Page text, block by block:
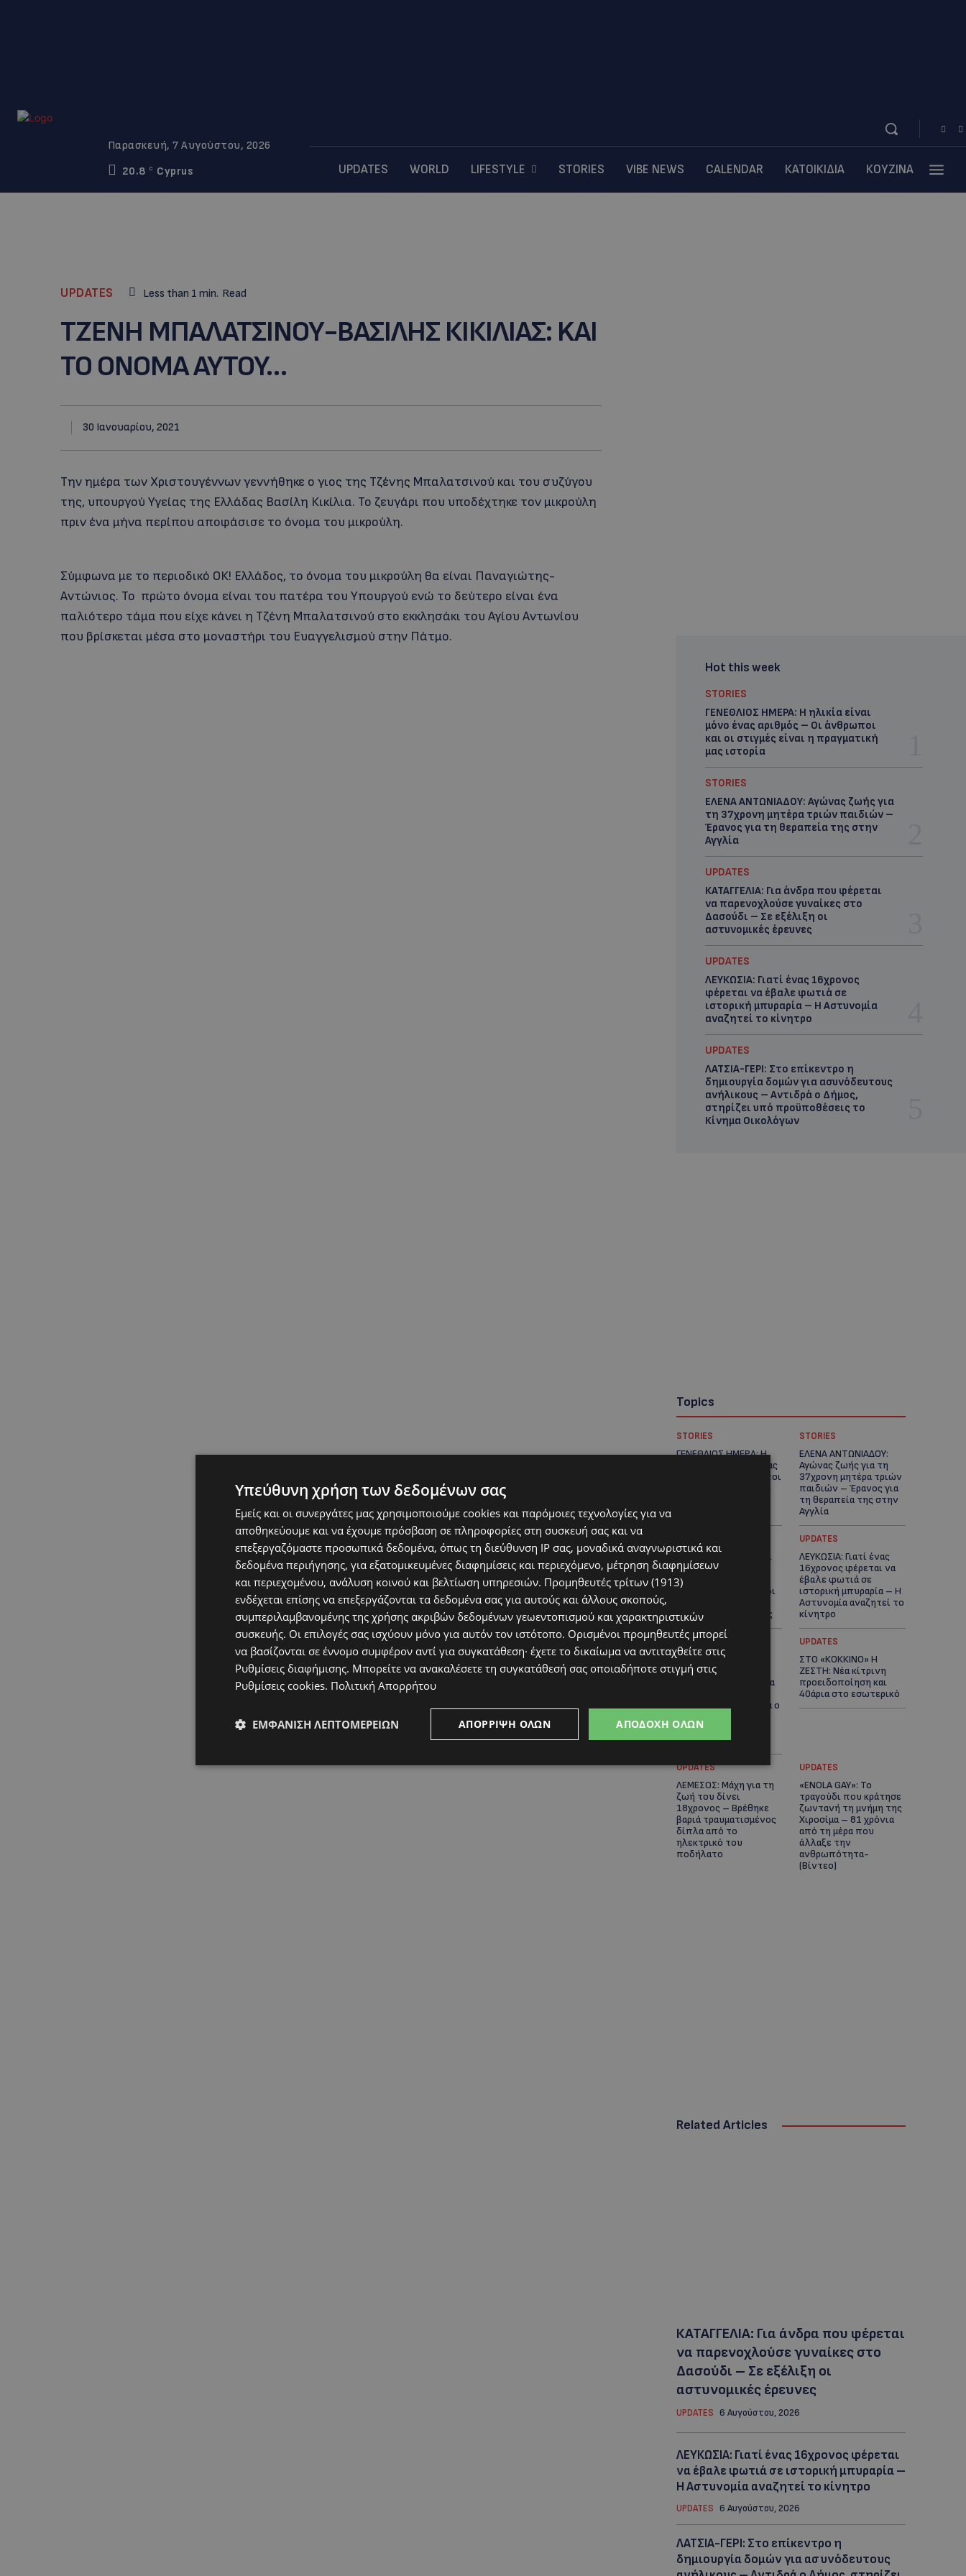
Παρασκευή, 7 Αυγούστου, 2026
20.8
C Cyprus UPDATES WORLD LIFESTYLE STORIES VIBE NEWS CALENDAR ΚΑΤΟΙΚΙΔΙΑ ΚΟΥΖΙΝΑ
UPDATES Less than 1 min. Read
ΤΖΕΝΗ ΜΠΑΛΑΤΣΙΝΟΥ-ΒΑΣΙΛΗΣ ΚΙΚΙΛΙΑΣ: KAI
TO ONOMA AYTOY…
30 Ιανουαρίου, 2021
Την ημέρα των Χριστουγέννων γεννήθηκε ο γιος της Τζένης Μπαλατσινού και του συζύγου
της, υπουργού Υγείας της Ελλάδας Βασίλη Κικίλια. Το ζευγάρι που υποδέχτηκε τον μικρούλη
πριν ένα μήνα περίπου αποφάσισε το όνομα του μικρούλη.
Σύμφωνα με το περιοδικό ΟΚ! Eλλάδος, το όνομα του μικρούλη θα είναι Παναγιώτης-
Αντώνιος. Το πρώτο όνομα είναι του πατέρα του Υπουργού ενώ το δεύτερο είναι ένα
παλιότερο τάμα που είχε κάνει η Τζένη Μπαλατσινού στο εκκλησάκι του Αγίου Αντωνίου
που βρίσκεται μέσα στο μοναστήρι του Ευαγγελισμού στην Πάτμο.
Hot this week
STORIES
ΓΕΝΕΘΛΙΟΣ ΗΜΕΡΑ: Η ηλικία είναι
μόνο ένας αριθμός – Οι άνθρωποι
και οι στιγμές είναι η πραγματική
μας ιστορία
STORIES
ΕΛΕΝΑ ΑΝΤΩΝΙΑΔΟΥ: Αγώνας ζωής για
τη 37χρονη μητέρα τριών παιδιών –
Έρανος για τη θεραπεία της στην
Αγγλία
UPDATES
ΚΑΤΑΓΓΕΛΙΑ: Για άνδρα που φέρεται
να παρενοχλούσε γυναίκες στο
Δασούδι – Σε εξέλιξη οι
αστυνομικές έρευνες
UPDATES
ΛΕΥΚΩΣΙΑ: Γιατί ένας 16χρονος
φέρεται να έβαλε φωτιά σε
ιστορική μπυραρία – Η Αστυνομία
αναζητεί το κίνητρο
UPDATES
ΛΑΤΣΙΑ-ΓΕΡΙ: Στο επίκεντρο η
δημιουργία δομών για ασυνόδευτους
ανήλικους – Αντιδρά ο Δήμος,
στηρίζει υπό προϋποθέσεις το
Κίνημα Οικολόγων
Topics
STORIES
ΓΕΝΕΘΛΙΟΣ ΗΜΕΡΑ: Η
ηλικία είναι μόνο ένας
αριθμός – Οι άνθρωποι
STORIES
ΕΛΕΝΑ ΑΝΤΩΝΙΑΔΟΥ:
Αγώνας ζωής για τη
37χρονη μητέρα τριών
παιδιών – Έρανος για
τη θεραπεία της στην
Αγγλία
ΚΑΤΑΓΓΕΛΙΑ: Για άνδρα
που φέρεται να
παρενοχλούσε
γυναίκες στο Δασούδι
αστυνομικές έρευνες
UPDATES
ΛΕΥΚΩΣΙΑ: Γιατί ένας
16χρονος φέρεται να
έβαλε φωτιά σε
ιστορική μπυραρία – Η
Αστυνομία αναζητεί το
κίνητρο
UPDATES
ΛΑΤΣΙΑ-ΓΕΡΙ: Στο
επίκεντρο η
δημιουργία δομών για
ανήλικους – Αντιδρά ο
προϋποθέσεις το
Κίνημα Οικολόγων
UPDATES
ΣΤΟ «ΚΟΚΚΙΝΟ» Η
ΖΕΣΤΗ: Νέα κίτρινη
προειδοποίηση και
40άρια στο εσωτερικό
UPDATES
ΛΕΜΕΣΟΣ: Μάχη για τη
ζωή του δίνει
18χρονος – Βρέθηκε
βαριά τραυματισμένος
δίπλα από το
ηλεκτρικό του
ποδήλατο
UPDATES
«ENOLA GAY»: Το
τραγούδι που κράτησε
ζωντανή τη μνήμη της
Χιροσίμα – 81 χρόνια
από τη μέρα που
άλλαξε την
ανθρωπότητα-
(Bίντεο)
Related Articles
ΚΑΤΑΓΓΕΛΙΑ: Για άνδρα που φέρεται
να παρενοχλούσε γυναίκες στο
Δασούδι – Σε εξέλιξη οι
αστυνομικές έρευνες
UPDATES 6 Αυγούστου, 2026
ΛΕΥΚΩΣΙΑ: Γιατί ένας 16χρονος φέρεται
να έβαλε φωτιά σε ιστορική μπυραρία –
Η Αστυνομία αναζητεί το κίνητρο
UPDATES 6 Αυγούστου, 2026
ΛΑΤΣΙΑ-ΓΕΡΙ: Στο επίκεντρο η
δημιουργία δομών για ασυνόδευτους
Υπεύθυνη χρήση των δεδομένων σας
Εμείς και οι συνεργάτες μας χρησιμοποιούμε cookies και παρόμοιες τεχνολογίες για να
αποθηκεύουμε και να έχουμε πρόσβαση σε πληροφορίες στη συσκευή σας και να
επεξεργαζόμαστε προσωπικά δεδομένα, όπως τη διεύθυνση IP σας, μοναδικά αναγνωριστικά και
δεδομένα περιήγησης, για εξατομικευμένες διαφημίσεις και περιεχόμενο, μέτρηση διαφημίσεων
και περιεχομένου, ανάλυση κοινού και βελτίωση υπηρεσιών. Προμηθευτές τρίτων (1913)
ενδέχεται επίσης να επεξεργάζονται τα δεδομένα σας για αυτούς και άλλους σκοπούς,
συμπεριλαμβανομένης της χρήσης ακριβών δεδομένων γεωεντοπισμού και χαρακτηριστικών
συσκευής. Οι επιλογές σας ισχύουν μόνο για αυτόν τον ιστότοπο. Ορισμένοι προμηθευτές μπορεί
να βασίζονται σε έννομο συμφέρον αντί για συγκατάθεση· έχετε το δικαίωμα να αντιταχθείτε στις
Ρυθμίσεις διαφήμισης. Μπορείτε να ανακαλέσετε τη συγκατάθεσή σας οποιαδήποτε στιγμή στις
Ρυθμίσεις cookies. Πολιτική Απορρήτου
ΑΠΟΔΟΧΉ ΌΛΩΝ
ΑΠΌΡΡΙΨΗ ΌΛΩΝ
ΕΜΦΆΝΙΣΗ ΛΕΠΤΟΜΕΡΕΙΏΝ